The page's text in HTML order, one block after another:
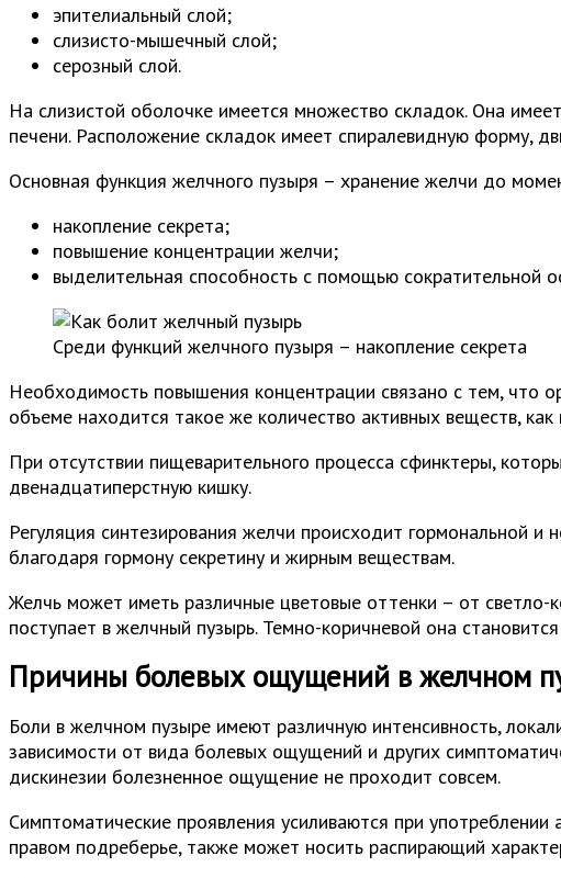
эпителиальный слой;
слизисто-мышечный слой;
серозный слой.
На слизистой оболочке имеется множество складок. Она
печени. Расположение складок имеет спиралевидную форму,
Основная функция желчного пузыря – хранение желчи до
накопление секрета;
повышение концентрации желчи;
выделительная способность с помощью сократительной
Среди функций желчного пузыря – накопление секрета
Необходимость повышения концентрации связано с тем, что
объеме находится такое же количество активных веществ, как
При отсутствии пищеварительного процесса сфинктеры,
двенадцатиперстную кишку.
Регуляция синтезирования желчи происходит гормональной
благодаря гормону секретину и жирным веществам.
Желчь может иметь различные цветовые оттенки – от светло-
поступает в желчный пузырь. Темно-коричневой она
Причины болевых ощущений в желчном
Боли в желчном пузыре имеют различную интенсивность,
зависимости от вида болевых ощущений и других
дискинезии болезненное ощущение не проходит совсем.
Симптоматические проявления усиливаются при
правом подреберье, также может носить распирающий